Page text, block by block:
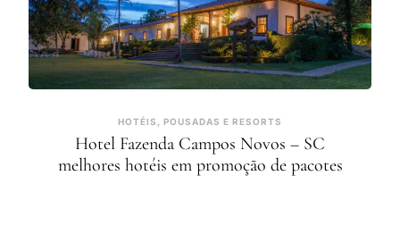
HOTÉIS, POUSADAS E RESORTS
Hotel Fazenda Campos Novos – SC
melhores hotéis em promoção de pacotes